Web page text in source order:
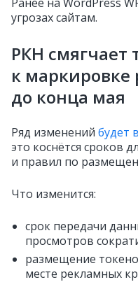
угрозах сайтам.
РКН смягчает
к
до конца мая
Ряд изменений будет
это коснётся сроков
и правил по
Что изменится:
срок передачи
просмотров
размещение
месте рекламных